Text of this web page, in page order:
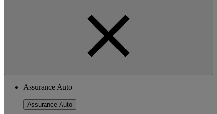
Assurance Auto
Assurance Auto